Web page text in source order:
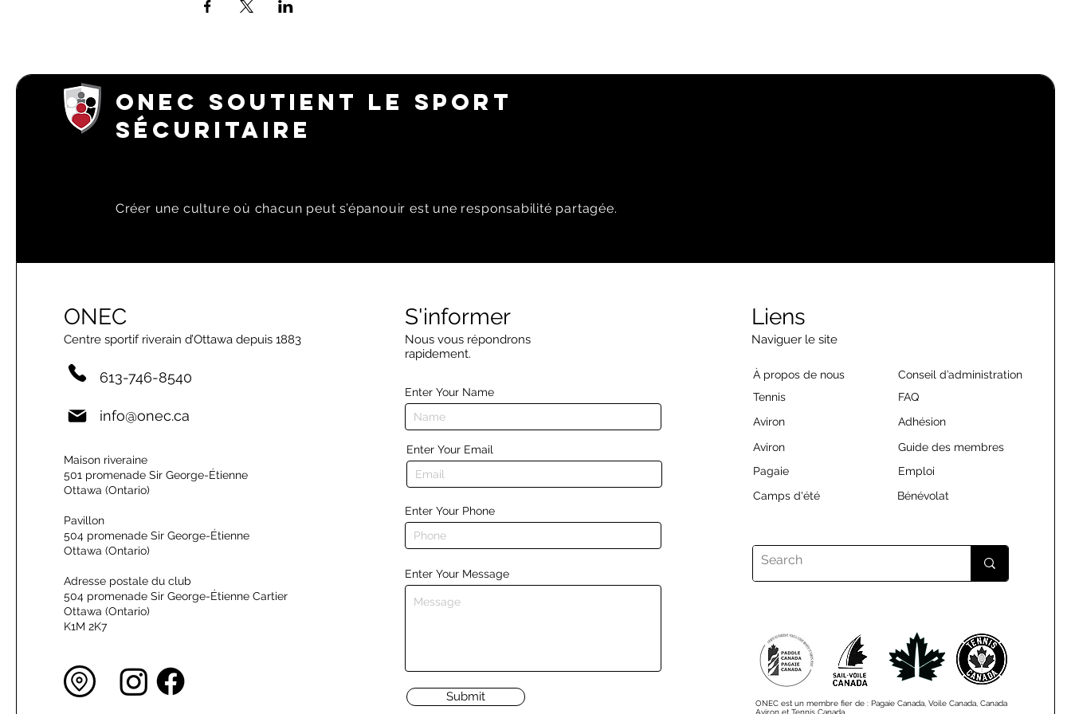
ONEC SOUTIENT LE SPORT
SÉCURITAIRE
Créer une culture où chacun peut s’épanouir est une responsabilité partagée.
ONEC
Centre sportif riverain d’Ottawa depuis 1883
613-746-8540
info@onec.ca
Maison riveraine
501 promenade Sir George-Étienne
Ottawa (Ontario)
Pavillon
504 promenade Sir George-Étienne
Ottawa (Ontario)
Adresse postale du club
504 promenade Sir George-Étienne Cartier
Ottawa (Ontario)
K1M 2K7
S'informer
Nous vous répondrons
rapidement.
Enter Your Name
Enter Your Email
Enter Your Phone
Enter Your Message
Submit
Liens
Naviguer le site
À propos de nous
Tennis
Aviron
Aviron
Pagaie
Camps d'été
Conseil d’administration
FAQ
Adhésion
Guide des membres
Emploi
Bénévolat
ONEC est un membre fier de : Pagaie Canada, Voile Canada, Canada
Aviron et Tennis Canada